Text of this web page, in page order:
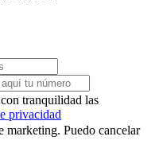
tranquilidad las
privacidad
marketing. Puedo cancelar